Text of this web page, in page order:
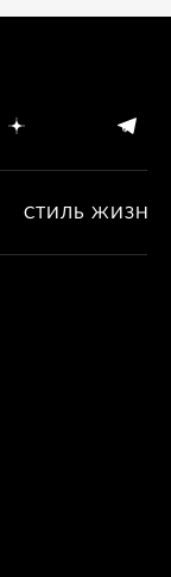
СТИЛЬ ЖИЗНИ